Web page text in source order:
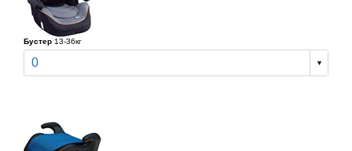
Бустер 13-36кг
0